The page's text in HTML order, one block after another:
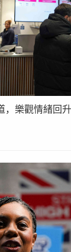
，樂觀情緒回